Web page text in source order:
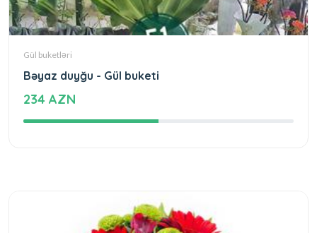
Gül buketləri
Bəyaz duyğu - Gül buketi
234 AZN